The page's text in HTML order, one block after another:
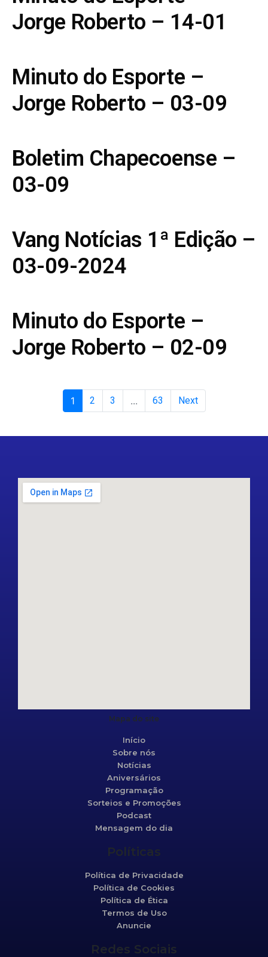
Jorge Roberto – 14-01
Minuto do Esporte –
Jorge Roberto – 03-09
Boletim Chapecoense –
03-09
Vang Notícias 1ª Edição –
03-09-2024
Minuto do Esporte –
Jorge Roberto – 02-09
1 2 3 ... 63 Next
Mapa do site
Início
Sobre nós
Notícias
Aniversários
Programação
Sorteios e Promoções
Podcast
Mensagem do dia
Políticas
Política de Privacidade
Política de Cookies
Política de Ética
Termos de Uso
Anuncie
Redes Sociais